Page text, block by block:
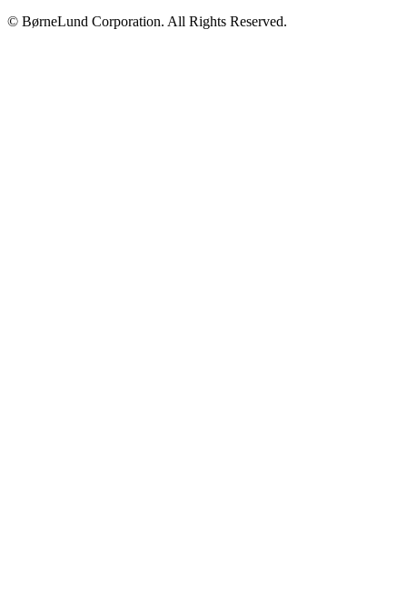
© BørneLund Corporation. All Rights Reserved.